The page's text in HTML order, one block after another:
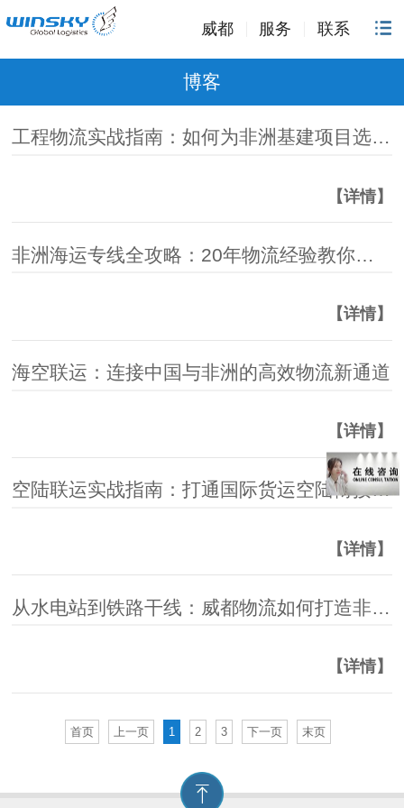
威都 服务 联系
博客
工程物流实战指南：如何为非洲基建项目选择可靠的物流服务商
【详情】
【详情】
海空联运：连接中国与非洲的高效物流新通道
【详情】
空陆联运实战指南：打通国际货运空陆衔接的高效策略
【详情】
【详情】
首页 上一页 1 2 3 下一页 末页